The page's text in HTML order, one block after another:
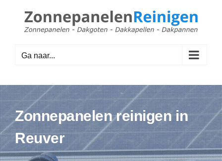
inhoud
Ga naar...
Zonnepanelen reinigen in
Reuver